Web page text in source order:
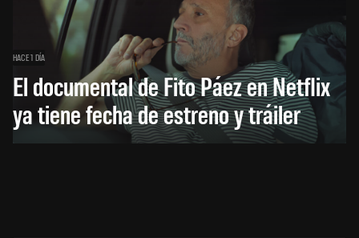
HACE 1 DÍA
El documental de Fito Páez en Netflix
ya tiene fecha de estreno y tráiler